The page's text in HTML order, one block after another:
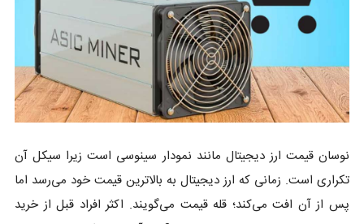
نوسان قیمت ارز دیجیتال مانند نمودار سینوسی است زیرا سیکل آن
تکراری است. زمانی که ارز دیجیتال به بالاترین قیمت خود می‌رسد اما
پس از آن افت می‌کند؛ قله قیمت می‌گویند. اکثر افراد قبل از خرید